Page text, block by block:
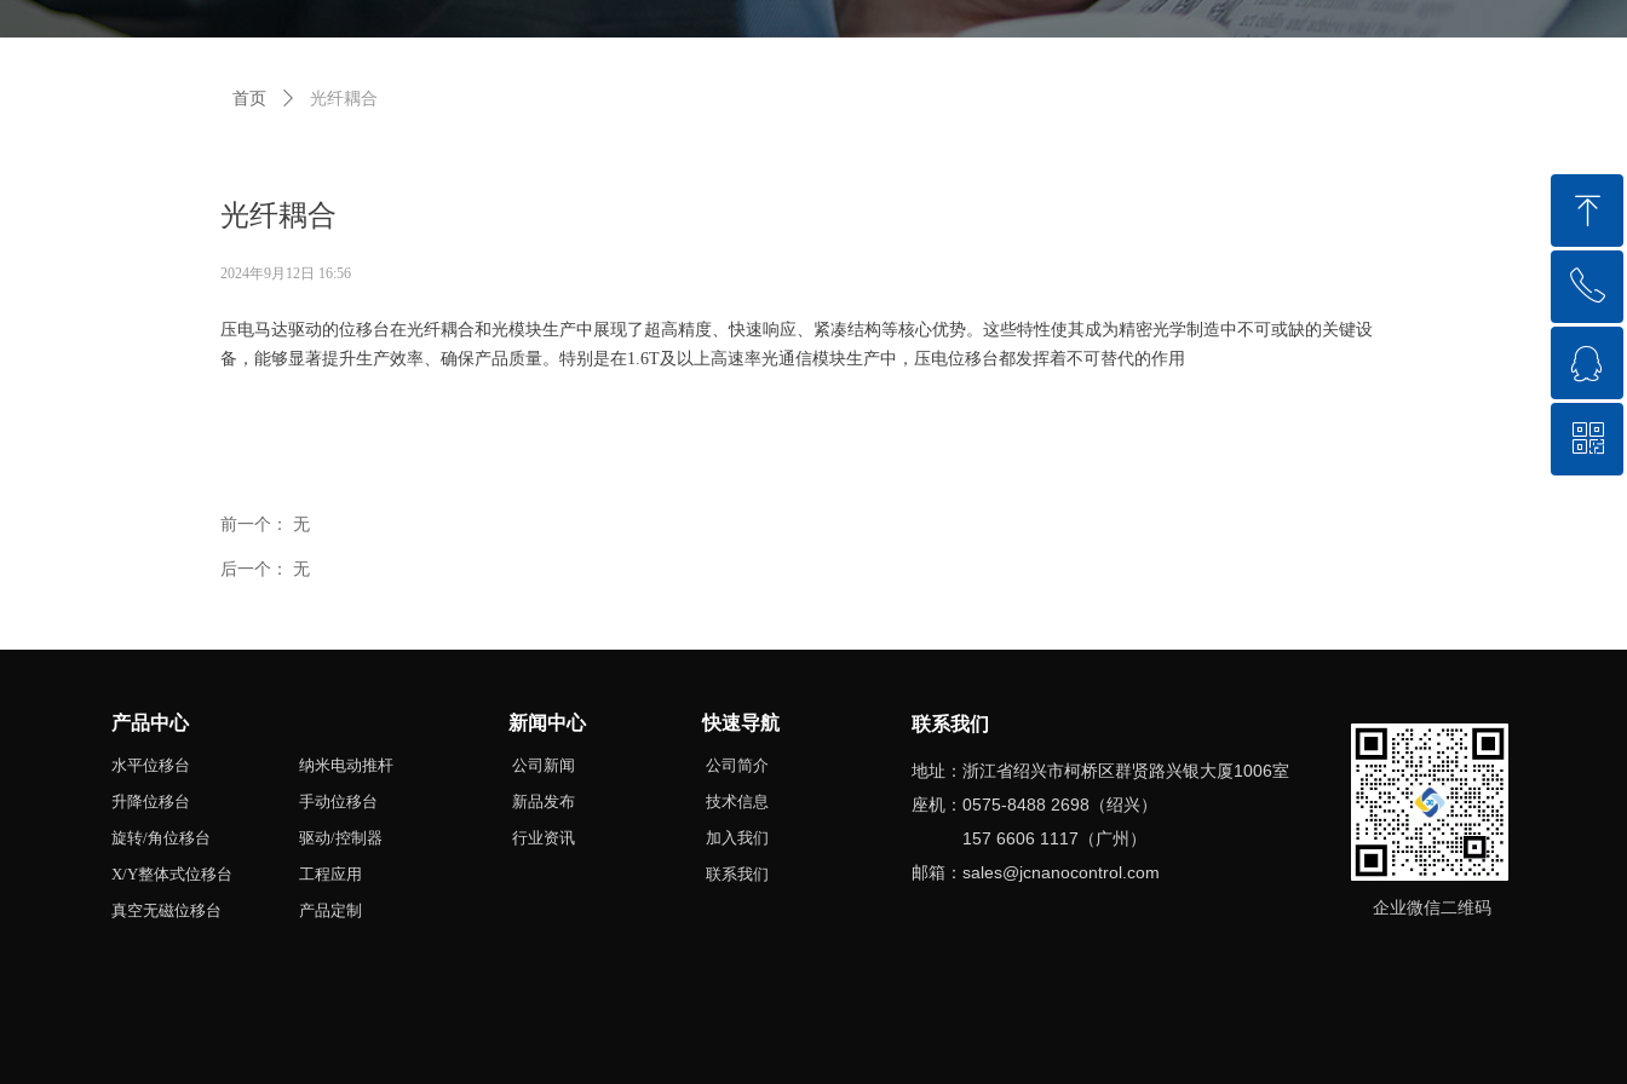
光纤耦合
首页 ꄲ 光纤耦合
压电马达驱动的位移台在光纤耦合和光模块生产中展现了超高精度、快速响应、紧凑结构等核心优势。这些特性使其成为精密光学制造中不可或缺的关键设
备，能够显著提升生产效率、确保产品质量。特别是在1.6T及以上高速率光通信模块生产中，压电位移台都发挥着不可替代的作用
前一个： 无
后一个： 无
2024年9月12日 16:56
联系我们
地址：浙江省绍兴市柯桥区群贤路兴银大厦1006室
座机：0575-8488 2698（绍兴）
157 6606 1117（广州）
邮箱：sales@jcnanocontrol .com
企业微信二维码
产品中心
纳米电动推杆
手动位移台
驱动/控制器
工程应用
产品定制
水平位移台
升降位移台
旋转/角位移台
X/Y整体式位移台
真空无磁位移台
新闻中心
公司新闻
新品发布
行业资讯
快速导航
公司简介
技术信息
加入我们
联系我们
ꁸ
回到顶部
ꂅ
ꁗ
QQ客服
ꀥ